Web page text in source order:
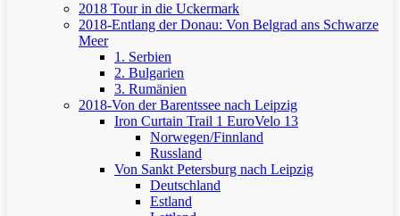
2018 Tour in die Uckermark
2018-Entlang der Donau: Von Belgrad ans Schwarze
Meer
1. Serbien
2. Bulgarien
3. Rumänien
2018-Von der Barentssee nach Leipzig
Iron Curtain Trail 1 EuroVelo 13
Norwegen/Finnland
Russland
Von Sankt Petersburg nach Leipzig
Deutschland
Estland